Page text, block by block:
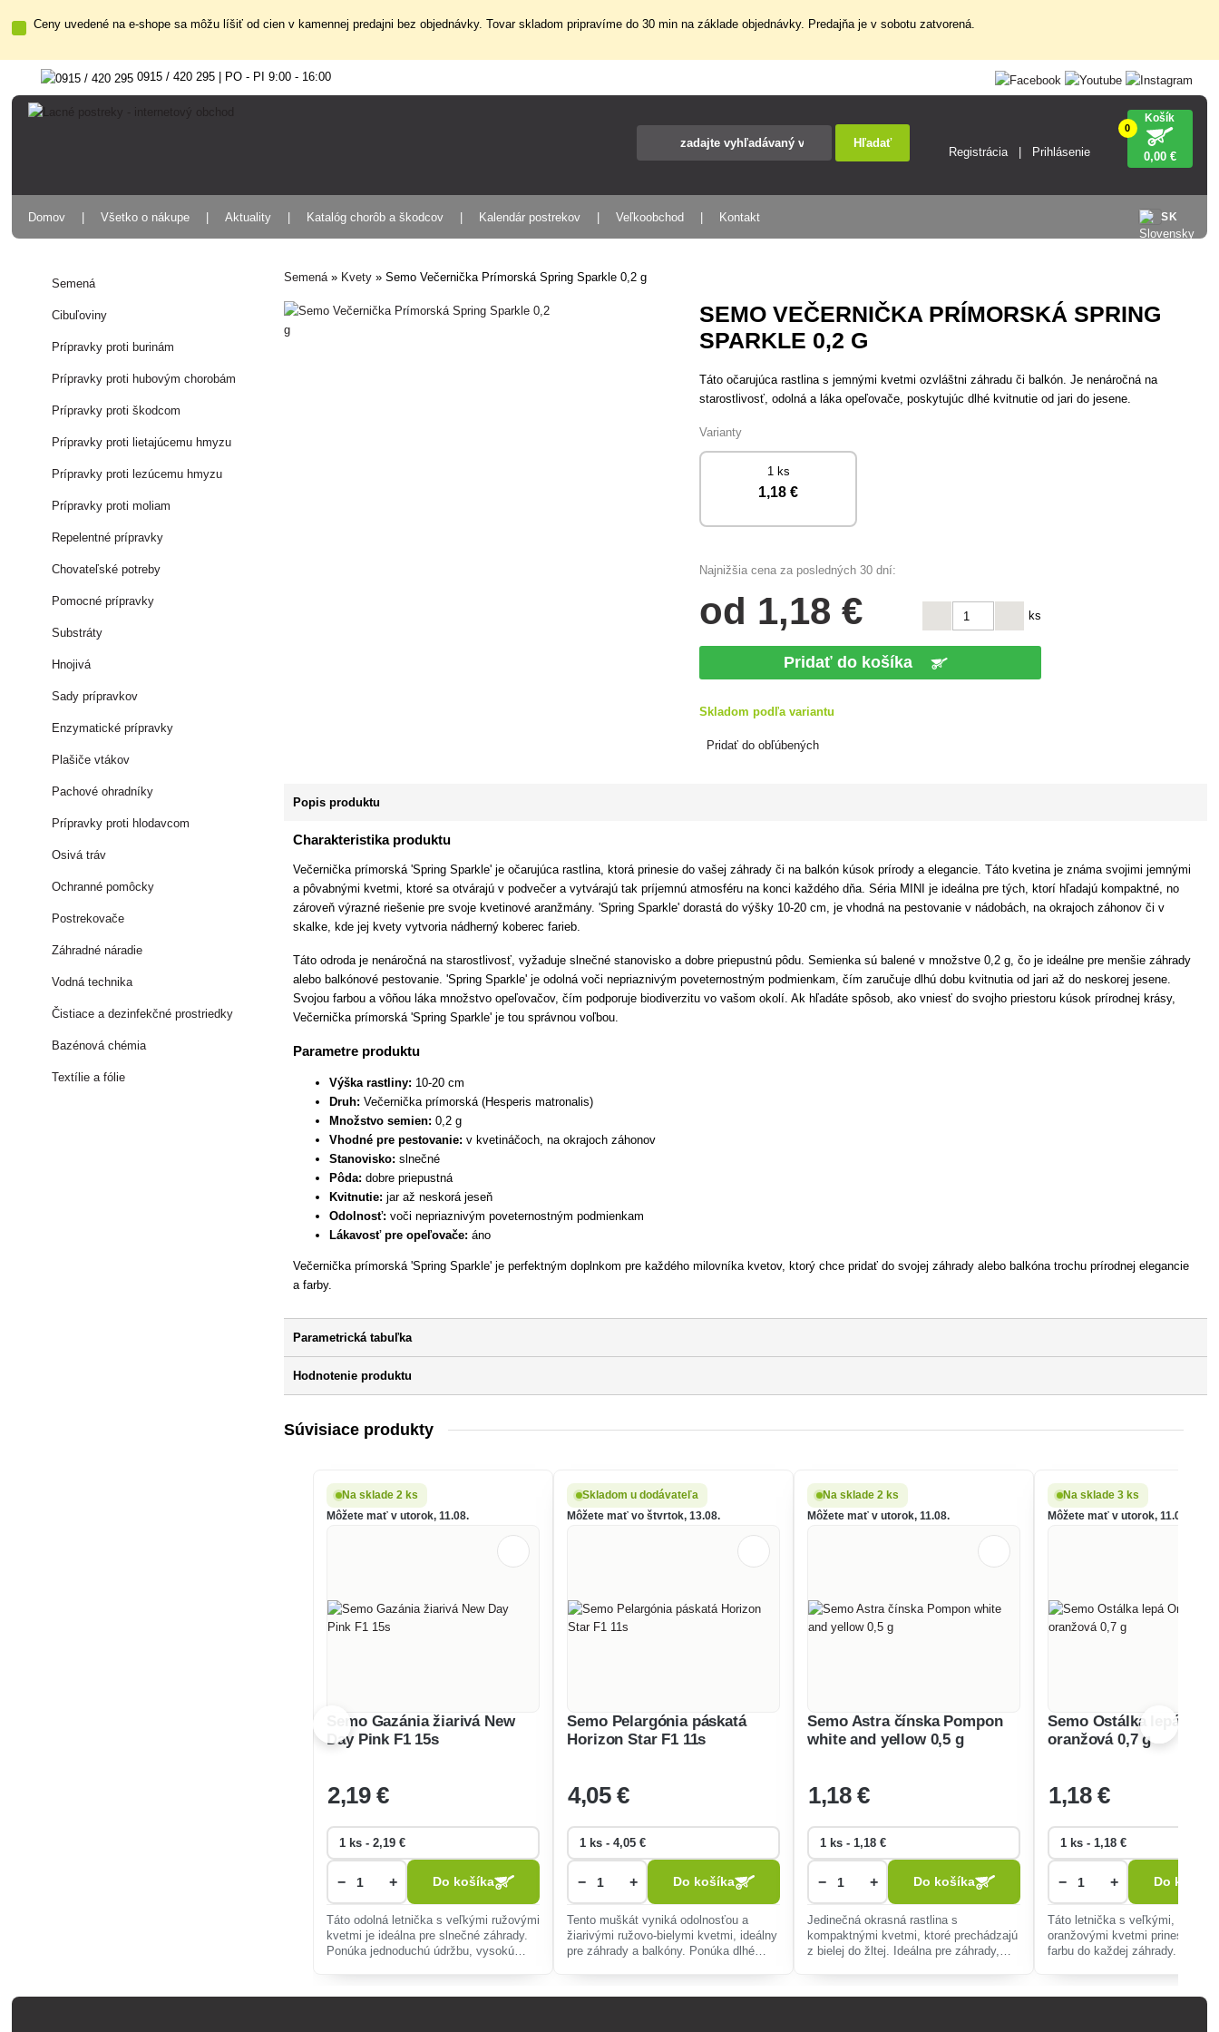
Ceny uvedené na e-shope sa môžu líšiť od cien v kamennej predajni bez objednávky. Tovar skladom pripravíme do 30 min na základe objednávky. Predajňa je v sobotu zatvorená.
0915 / 420 295 | PO - PI 9:00 - 16:00
Hľadať
Registrácia Prihlásenie
0
Košík
0,00 €
SK
Domov Všetko o nákupe Aktuality Katalóg chorôb a škodcov Kalendár postrekov Veľkoobchod Kontakt
Semená
Cibuľoviny
Prípravky proti burinám
Prípravky proti hubovým chorobám
Prípravky proti škodcom
Prípravky proti lietajúcemu hmyzu
Prípravky proti lezúcemu hmyzu
Prípravky proti moliam
Repelentné prípravky
Chovateľské potreby
Pomocné prípravky
Substráty
Hnojivá
Sady prípravkov
Enzymatické prípravky
Plašiče vtákov
Pachové ohradníky
Prípravky proti hlodavcom
Osivá tráv
Ochranné pomôcky
Postrekovače
Záhradné náradie
Vodná technika
Čistiace a dezinfekčné prostriedky
Bazénová chémia
Textílie a fólie
Semená» Kvety »Semo Večernička Prímorská Spring Sparkle 0,2 g
SEMO VEČERNIČKA PRÍMORSKÁ SPRING
SPARKLE 0,2 G
Táto očarujúca rastlina s jemnými kvetmi ozvláštni záhradu či balkón. Je nenáročná na
starostlivosť, odolná a láka opeľovače, poskytujúc dlhé kvitnutie od jari do jesene.
Varianty
1 ks
1,18 €
Najnižšia cena za posledných 30 dní:
od 1,18 € ks
Pridať do košíka
Skladom podľa variantu
Pridať do obľúbených
Popis produktu
Charakteristika produktu
Večernička prímorská 'Spring Sparkle' je očarujúca rastlina, ktorá prinesie do vašej záhrady či na balkón kúsok prírody a elegancie. Táto kvetina je známa svojimi jemnými
a pôvabnými kvetmi, ktoré sa otvárajú v podvečer a vytvárajú tak príjemnú atmosféru na konci každého dňa. Séria MINI je ideálna pre tých, ktorí hľadajú kompaktné, no
zároveň výrazné riešenie pre svoje kvetinové aranžmány. 'Spring Sparkle' dorastá do výšky 10-20 cm, je vhodná na pestovanie v nádobách, na okrajoch záhonov či v
skalke, kde jej kvety vytvoria nádherný koberec farieb.
Táto odroda je nenáročná na starostlivosť, vyžaduje slnečné stanovisko a dobre priepustnú pôdu. Semienka sú balené v množstve 0,2 g, čo je ideálne pre menšie záhrady
alebo balkónové pestovanie. 'Spring Sparkle' je odolná voči nepriaznivým poveternostným podmienkam, čím zaručuje dlhú dobu kvitnutia od jari až do neskorej jesene.
Svojou farbou a vôňou láka množstvo opeľovačov, čím podporuje biodiverzitu vo vašom okolí. Ak hľadáte spôsob, ako vniesť do svojho priestoru kúsok prírodnej krásy,
Večernička prímorská 'Spring Sparkle' je tou správnou voľbou.
Parametre produktu
Výška rastliny: 10-20 cm
Druh: Večernička prímorská (Hesperis matronalis)
Množstvo semien: 0,2 g
Vhodné pre pestovanie: v kvetináčoch, na okrajoch záhonov
Stanovisko: slnečné
Pôda: dobre priepustná
Kvitnutie: jar až neskorá jeseň
Odolnosť: voči nepriaznivým poveternostným podmienkam
Lákavosť pre opeľovače: áno
Večernička prímorská 'Spring Sparkle' je perfektným doplnkom pre každého milovníka kvetov, ktorý chce pridať do svojej záhrady alebo balkóna trochu prírodnej elegancie
a farby.
Parametrická tabuľka
Hodnotenie produktu
Súvisiace produkty
Na sklade 2 ks
Môžete mať v utorok, 11.08.
Semo Gazánia žiarivá New
Day Pink F1 15s
2,19 €
− + Do košíka
Táto odolná letnička s veľkými ružovými
kvetmi je ideálna pre slnečné záhrady.
Ponúka jednoduchú údržbu, vysokú
Skladom u dodávateľa
Môžete mať vo štvrtok, 13.08.
Semo Pelargónia páskatá
Horizon Star F1 11s
4,05 €
− + Do košíka
Tento muškát vyniká odolnosťou a
žiarivými ružovo-bielymi kvetmi, ideálny
pre záhrady a balkóny. Ponúka dlhé
Na sklade 2 ks
Môžete mať v utorok, 11.08.
Semo Astra čínska Pompon
white and yellow 0,5 g
1,18 €
− + Do košíka
Jedinečná okrasná rastlina s
kompaktnými kvetmi, ktoré prechádzajú
z bielej do žltej. Ideálna pre záhrady,
Na sklade 3 ks
Môžete mať v utorok, 11.08.
Semo Ostálka lepá
oranžová 0,7 g
1,18 €
− + Do košíka
Táto letnička s veľkými, ohnivo
oranžovými kvetmi prinesie
farbu do každej záhrady.